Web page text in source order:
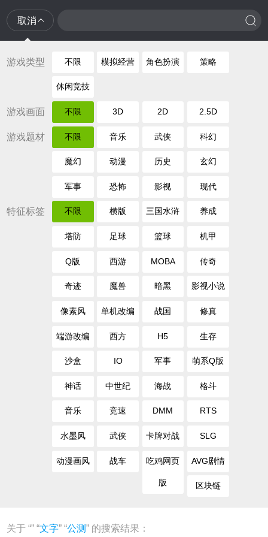
取消
游戏类型 不限 模拟经营 角色扮演 策略
休闲竞技
游戏画面 不限 3D 2D 2.5D
游戏题材 不限 音乐 武侠 科幻
魔幻 动漫 历史 玄幻
军事 恐怖 影视 现代
特征标签 不限 横版 三国水浒 养成
塔防 足球 篮球 机甲
Q版 西游 MOBA 传奇
奇迹 魔兽 暗黑 影视小说
像素风 单机改编 战国 修真
端游改编 西方 H5 生存
沙盒 IO 军事 萌系Q版
神话 中世纪 海战 格斗
音乐 竞速 DMM RTS
水墨风 武侠 卡牌对战 SLG
动漫画风 战车 吃鸡网页
版
AVG剧情
区块链
关于 “” “文字” “公测” 的搜索结果：